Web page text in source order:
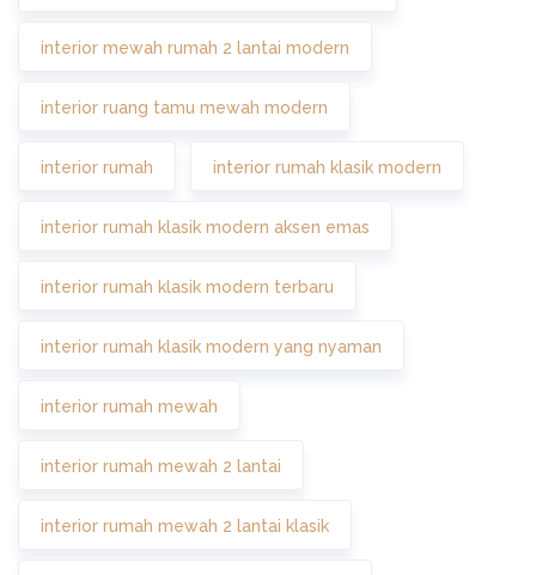
interior mewah rumah 2 lantai modern
interior ruang tamu mewah modern
interior rumah interior rumah klasik modern
interior rumah klasik modern aksen emas
interior rumah klasik modern terbaru
interior rumah klasik modern yang nyaman
interior rumah mewah
interior rumah mewah 2 lantai
interior rumah mewah 2 lantai klasik